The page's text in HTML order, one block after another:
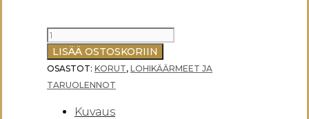
KRISTALLILOHIKÄÄRME
RIIPUS
määrä
LISÄÄ OSTOSKORIIN
OSASTOT: KORUT, LOHIKÄÄRMEET JA
TARUOLENNOT
Kuvaus